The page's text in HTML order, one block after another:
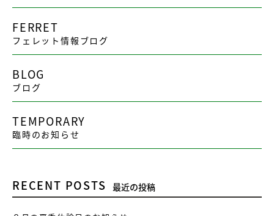
FERRET
フェレット情報ブログ
BLOG
ブログ
TEMPORARY
臨時のお知らせ
RECENT POSTS 最近の投稿